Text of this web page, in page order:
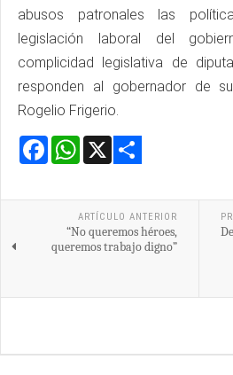
abusos patronales las
legislación laboral del
complicidad legislativa de
responden al gobernador de
Rogelio Frigerio.
Facebook
WhatsApp
ARTÍCULO ANTERIOR
“No queremos héroes,
queremos trabajo digno”